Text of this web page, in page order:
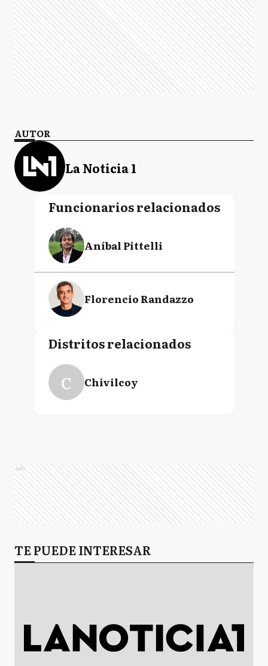
AUTOR
La Noticia 1
Funcionarios relacionados
Aníbal Pittelli
Florencio Randazzo
Distritos relacionados
C Chivilcoy
Ads
TE PUEDE INTERESAR